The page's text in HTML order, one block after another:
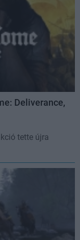
Deliverance,
tette újra